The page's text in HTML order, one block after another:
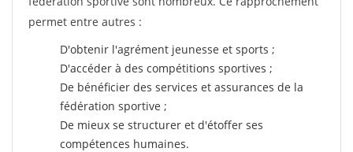
permet entre autres :
D'obtenir l'agrément jeunesse et sports ;
D'accéder à des compétitions sportives ;
De bénéficier des services et assurances de la
fédération sportive ;
De mieux se structurer et d'étoffer ses
compétences humaines.